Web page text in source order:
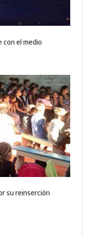
con el medio
su reinserción